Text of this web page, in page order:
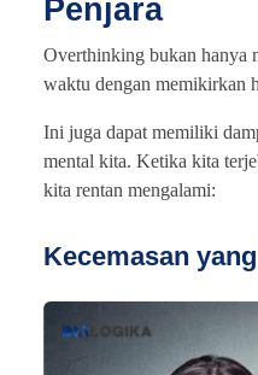
Penjara
Overthinking bukan hanya
waktu dengan memikirkan
Ini juga dapat memiliki
mental kita. Ketika kita
kita rentan mengalami:
Kecemasan